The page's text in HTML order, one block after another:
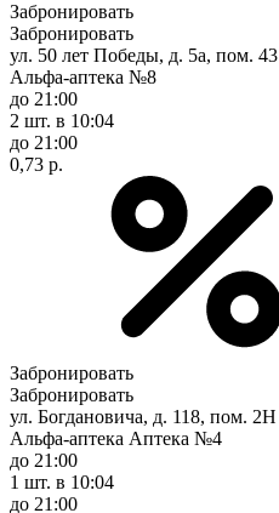
Забронировать
Забронировать
ул. 50 лет Победы, д. 5а, пом. 43
Альфа-аптека №8
до 21:00
2 шт. в 10:04
до 21:00
0,73 р.
Забронировать
Забронировать
ул. Богдановича, д. 118, пом. 2Н
Альфа-аптека Аптека №4
до 21:00
1 шт. в 10:04
до 21:00